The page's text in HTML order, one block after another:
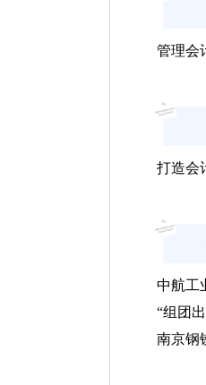
管理会
打造会
中航工
“组团
南京钢